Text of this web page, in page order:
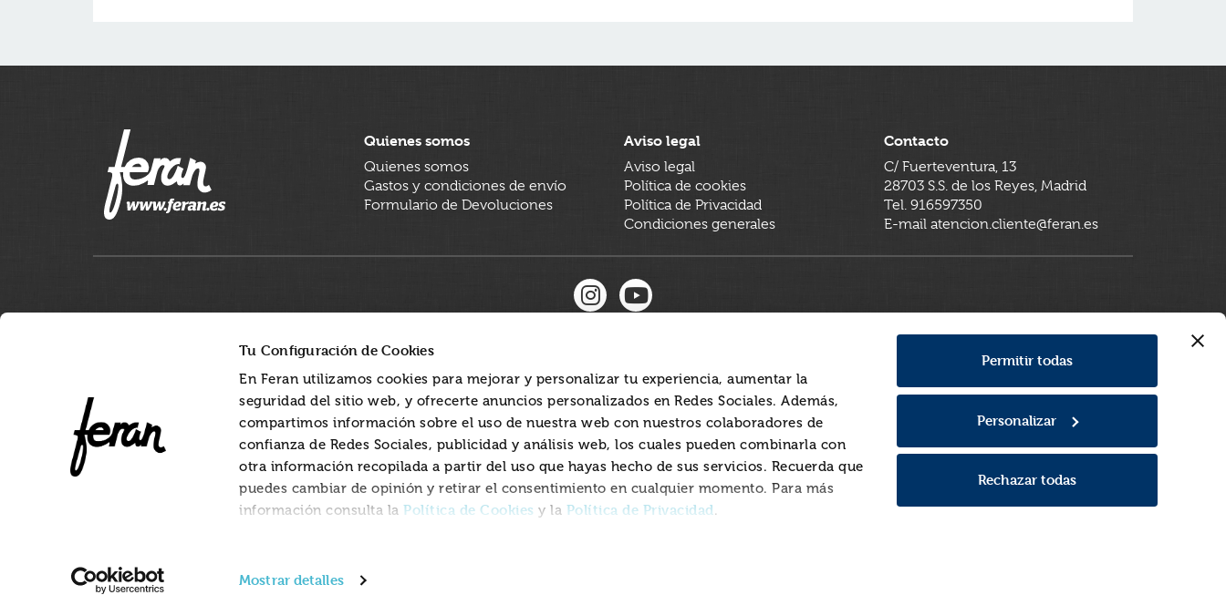
Tu Configuración de Cookies
En Feran utilizamos cookies para mejorar y personalizar tu experiencia, aumentar la
seguridad del sitio web, y ofrecerte anuncios personalizados en Redes Sociales. Además,
compartimos información sobre el uso de nuestra web con nuestros colaboradores de
confianza de Redes Sociales, publicidad y análisis web, los cuales pueden combinarla con
otra información recopilada a partir del uso que hayas hecho de sus servicios. Recuerda que
puedes cambiar de opinión y retirar el consentimiento en cualquier momento. Para más
información consulta laPolítica de Cookies y la Política de Privacidad.
Mostrar detalles
Permitir todas
Personalizar
Rechazar todas
Quienes somos
Quienes somos
Gastos y condiciones de envío
Formulario de Devoluciones
Aviso legal
Aviso legal
Política de cookies
Política de Privacidad
Condiciones generales
Contacto
C/ Fuerteventura, 13
28703 S.S. de los Reyes, Madrid
Tel. 916597350
E-mail atencion.cliente@feran.es